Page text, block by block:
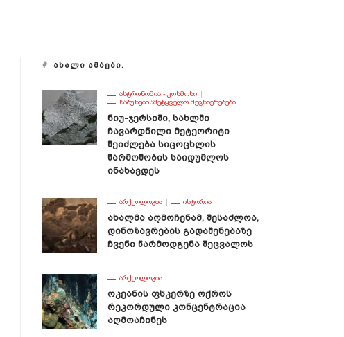
ᲐᲮᲐᲚᲘ ᲐᲛᲑᲔᲑᲘ.
ᲐᲡᲢᲠᲝᲜᲝᲛᲘᲐ - ᲙᲝᲡᲛᲝᲡᲘ
ᲡᲐᲑᲣᲜᲔᲑᲘᲡᲛᲔᲢᲧᲕᲔᲚᲝ ᲛᲔᲪᲜᲘᲔᲠᲔᲑᲔᲑᲘ
Ნიუ-Ჯერსიში, Სახლში
Ჩავარდნილი Მეტეორიტი
Შეიძლება Სიცოცხლის
Წარმოშობის Საიდუმლოს
Ინახავდეს
ᲐᲠᲥᲔᲝᲚᲝᲒᲘᲐ ᲘᲡᲢᲝᲠᲘᲐ
Ახალმა Აღმოჩენამ, Შესაძლოა,
Დინოზავრების Გადაშენებაზე
Ჩვენი Წარმოდგენა Შეცვალოს
ᲐᲠᲥᲔᲝᲚᲝᲒᲘᲐ
Ოკეანის Ფსკერზე Ოქროს
Რეკორდული Კონცენტრაცია
Აღმოაჩინეს